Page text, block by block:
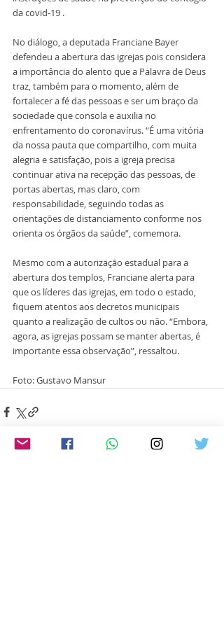
da covid-19 .
No diálogo, a deputada Franciane Bayer
defendeu a abertura das igrejas pois considera
a importância do alento que a Palavra de Deus
traz, também para o momento, além de
fortalecer a fé das pessoas e ser um braço da
sociedade que consola e auxilia no
enfrentamento do coronavírus. “É uma vitória
da nossa pauta que compartilho, com muita
alegria e satisfação, pois a igreja precisa
continuar ativa na recepção das pessoas, de
portas abertas, mas claro, com
responsabilidade, seguindo todas as
orientações de distanciamento conforme nos
orienta os órgãos da saúde”, comemora.
Mesmo com a autorização estadual para a
abertura dos templos, Franciane alerta para
que os líderes das igrejas, em todo o estado,
fiquem atentos aos decretos municipais
quanto a realização de cultos ou não. “Embora,
agora, as igrejas possam se manter abertas, é
importante essa observação”, ressaltou.
Foto: Gustavo Mansur